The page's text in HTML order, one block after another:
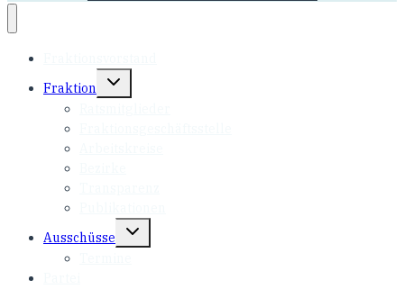
Fraktion
Untermenü
Ausschüsse
Untermenü